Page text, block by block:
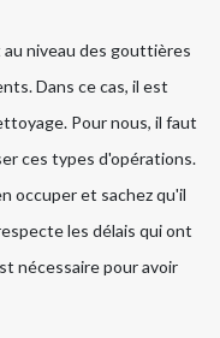
niveau des gouttières
Dans ce cas, il est
Pour nous, il faut
ces types d'opérations.
occuper et sachez qu'il
les délais qui ont
nécessaire pour avoir